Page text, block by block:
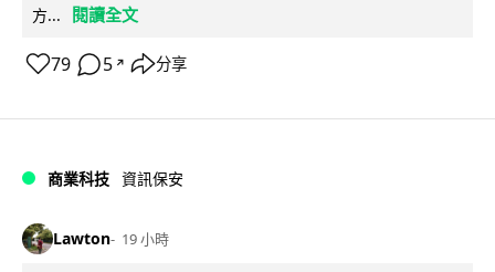
方...
閱讀全文
79 5 ↗ 分享
商業科技 資訊保安
Lawton 19 小時